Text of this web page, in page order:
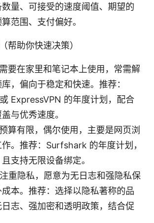
量、可接受的速度阈值、期望的
范围、支付偏好。
帮助你快速决策）
要在家里和笔记本上使用，常需解
，偏向于稳定和快速。推荐：
ExpressVPN 的年度计划，配合
与优秀速度。
算有限，偶尔使用，主要是网页浏
。推荐：Surfshark 的年度计划，
支持无限设备绑定。
重隐私，愿意为无日志和强隐私保
本。推荐：选择以隐私著称的品
志、强加密和透明政策，结合促